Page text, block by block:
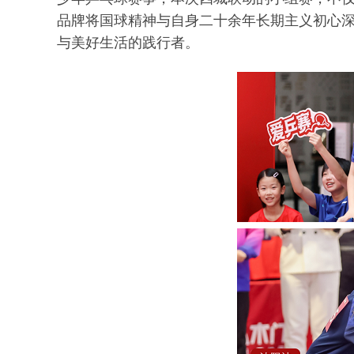
品牌将国球精神与自身二十余年长期主义初心
与美好生活的践行者。